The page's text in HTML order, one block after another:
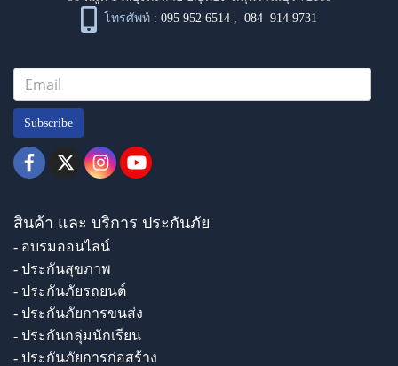
โทรศัพท์ : 095 952 6514 ,084 914 9731
Subscribe
สินค้า และ บริการ ประกันภัย
- อบรมออนไลน์
- ประกันสุขภาพ
- ประกันภัยรถยนต์
- ประกันภัยการขนส่ง
- ประกันกลุ่มนักเรียน
- ประกันภัยการก่อสร้าง